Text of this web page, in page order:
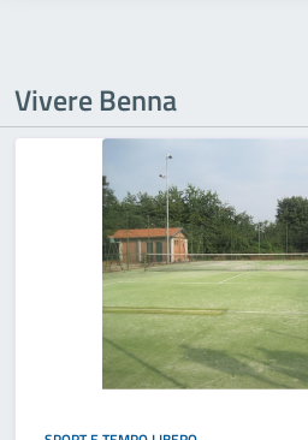
Vivere Benna